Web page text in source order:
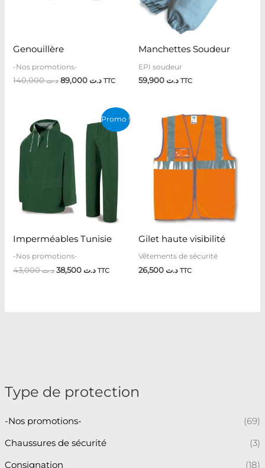
Type de protection
-Nos promotions- (69)
Chaussures de sécurité (3)
Consignation (18)
Genouillère
-Nos promotions-
د.ت140,000 د.ت89,000 TTC
Manchettes Soudeur
EPI soudeur
د.ت TTC
Promo !
Imperméables Tunisie
-Nos promotions-
د.ت43,000
prix
initial
était :
د.ت38,500
Le
prix
actuel
est :
TTC
Gilet haute visibilité
Vêtements de sécurité
د.ت TTC